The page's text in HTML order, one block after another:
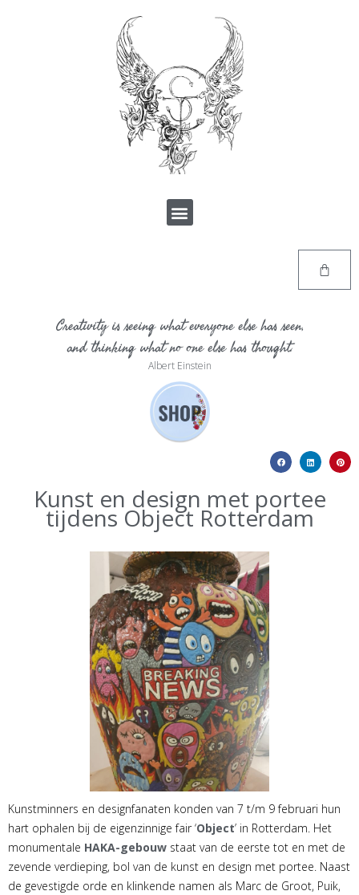
Creativity is seeing what everyone else has seen,
and thinking what no one else has thought.
Albert Einstein
Kunst en design met portee
tijdens Object Rotterdam
Kunstminners en designfanaten konden van 7 t/m 9 februari hun
hart ophalen bij de eigenzinnige fair ‘Object’ in Rotterdam. Het
monumentale HAKA-gebouw staat van de eerste tot en met de
zevende verdieping, bol van de kunst en design met portee. Naast
de gevestigde orde en klinkende namen als Marc de Groot, Puik,